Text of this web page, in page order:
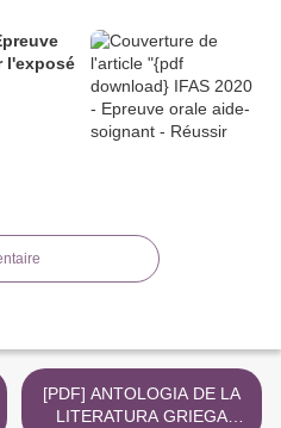
[PDF] ANTOLOGIA DE LA
LITERATURA GRIEGA